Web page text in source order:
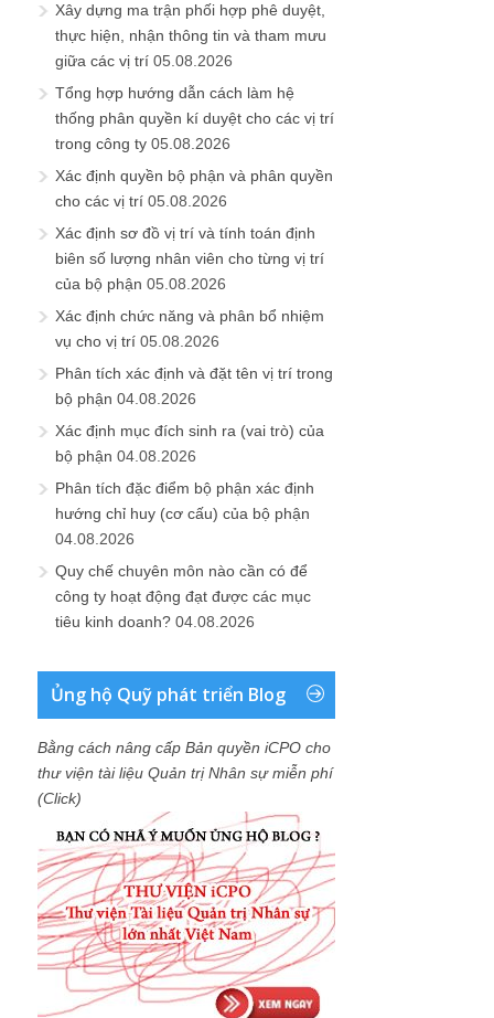
Xây dựng ma trận phối hợp phê duyệt,
thực hiện, nhận thông tin và tham mưu
giữa các vị trí 05.08.2026
Tổng hợp hướng dẫn cách làm hệ
thống phân quyền kí duyệt cho các vị trí
trong công ty 05.08.2026
Xác định quyền bộ phận và phân quyền
cho các vị trí 05.08.2026
Xác định sơ đồ vị trí và tính toán định
biên số lượng nhân viên cho từng vị trí
của bộ phận 05.08.2026
Xác định chức năng và phân bổ nhiệm
vụ cho vị trí 05.08.2026
Phân tích xác định và đặt tên vị trí trong
bộ phận 04.08.2026
Xác định mục đích sinh ra (vai trò) của
bộ phận 04.08.2026
Phân tích đặc điểm bộ phận xác định
hướng chỉ huy (cơ cấu) của bộ phận
04.08.2026
Quy chế chuyên môn nào cần có để
công ty hoạt động đạt được các mục
tiêu kinh doanh? 04.08.2026
Ủng hộ Quỹ phát triển Blog
Bằng cách nâng cấp Bản quyền iCPO cho
thư viện tài liệu Quản trị Nhân sự miễn phí
(Click)